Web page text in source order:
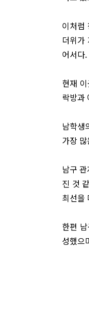
이처럼
더위가
어서다.
현재
락방과
남학생
가장
남구
진 것
최선을
한편
성했으